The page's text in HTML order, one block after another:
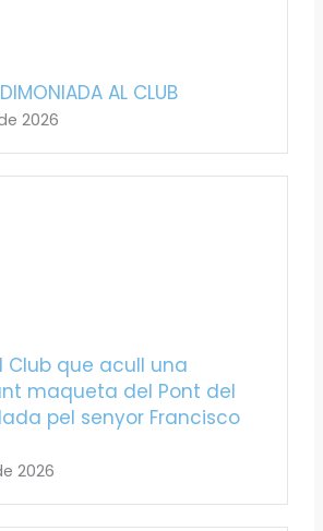
AL CLUB
2026
Club que acull una
maqueta del Pont del
pel senyor Francisco
2026